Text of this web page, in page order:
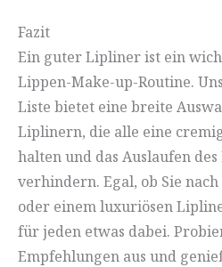
Fazit
Ein guter Lipliner ist ein
Lippen-Make-up-Routine.
Liste bietet eine breite
Liplinern, die alle eine
halten und das Auslaufen
verhindern. Egal, ob Sie
oder einem luxuriösen
für jeden etwas dabei.
Empfehlungen aus und